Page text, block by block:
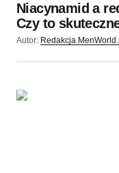
Niacynamid a
Czy to
Autor: Redakcja